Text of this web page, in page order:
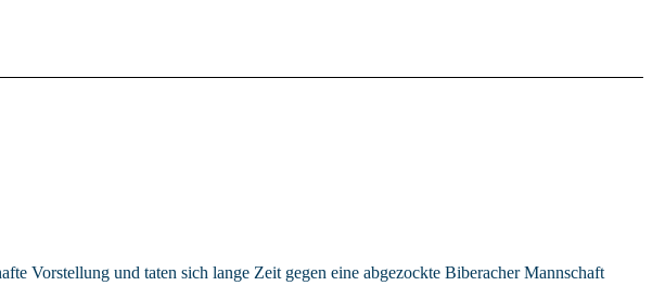
Vorstellung und taten sich lange Zeit gegen eine abgezockte Biberacher Mannschaft